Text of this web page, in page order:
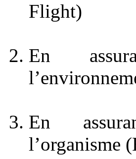
Flight)
En
En
l’organisme